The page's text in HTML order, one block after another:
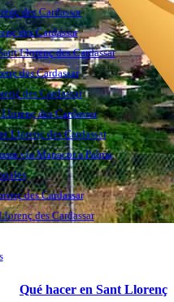
des Cardassar
des Cardassar
Llorenç des Cardassar
des Cardassar
des Cardassar
des Cardassar
Llorenç des Cardassar
vía Manacor a Palma
des Cardassar
des Cardassar
Qué hacer en Sant Llorenç